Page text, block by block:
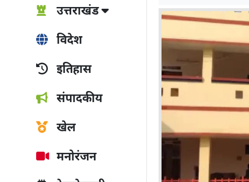
उत्तराखंड
विदेश
इतिहास
संपादकीय
खेल
मनोरंजन